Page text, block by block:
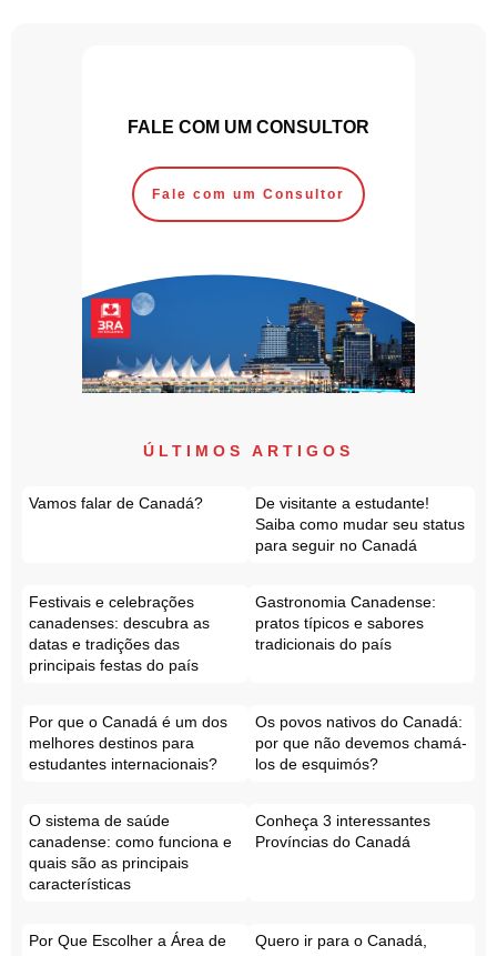
FALE COM UM CONSULTOR
Fale com um Consultor
ÚLTIMOS ARTIGOS
Vamos falar de Canadá?
De visitante a estudante!
Saiba como mudar seu status
para seguir no Canadá
Festivais e celebrações
canadenses: descubra as
datas e tradições das
principais festas do país
Gastronomia Canadense:
pratos típicos e sabores
tradicionais do país
Por que o Canadá é um dos
melhores destinos para
estudantes internacionais?
Os povos nativos do Canadá:
por que não devemos chamá-
los de esquimós?
O sistema de saúde
canadense: como funciona e
quais são as principais
características
Conheça 3 interessantes
Províncias do Canadá
Por Que Escolher a Área de
Quero ir para o Canadá,